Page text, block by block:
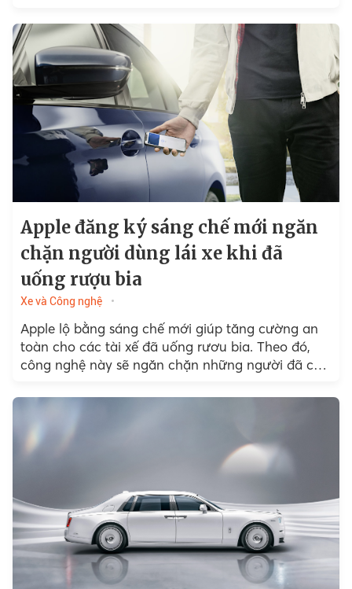
Apple đăng ký sáng chế mới ngăn
chặn người dùng lái xe khi đã
uống rượu bia
Xe và Công nghệ
Apple lộ bằng sáng chế mới giúp tăng cường an
toàn cho các tài xế đã uống rươu bia. Theo đó,
công nghệ này sẽ ngăn chặn những người đã có